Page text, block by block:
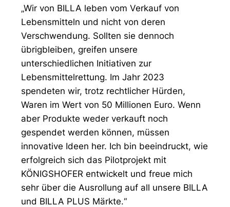
„Wir von BILLA leben vom Verkauf von
Lebensmitteln und nicht von deren
Verschwendung. Sollten sie dennoch
übrigbleiben, greifen unsere
unterschiedlichen Initiativen zur
Lebensmittelrettung. Im Jahr 2023
spendeten wir, trotz rechtlicher Hürden,
Waren im Wert von 50 Millionen Euro. Wenn
aber Produkte weder verkauft noch
gespendet werden können, müssen
innovative Ideen her. Ich bin beeindruckt, wie
erfolgreich sich das Pilotprojekt mit
KÖNIGSHOFER entwickelt und freue mich
sehr über die Ausrollung auf all unsere BILLA
und BILLA PLUS Märkte.“